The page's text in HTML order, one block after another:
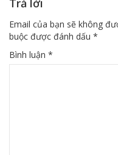
Trả lời
Email của bạn sẽ không
buộc được đánh dấu *
Bình luận *